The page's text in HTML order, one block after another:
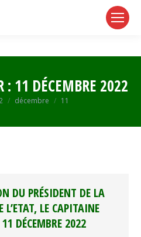
: 11 DÉCEMBRE 2022
décembre 11
DU PRÉSIDENT DE LA
LE CAPITAINE
DÉCEMBRE 2022